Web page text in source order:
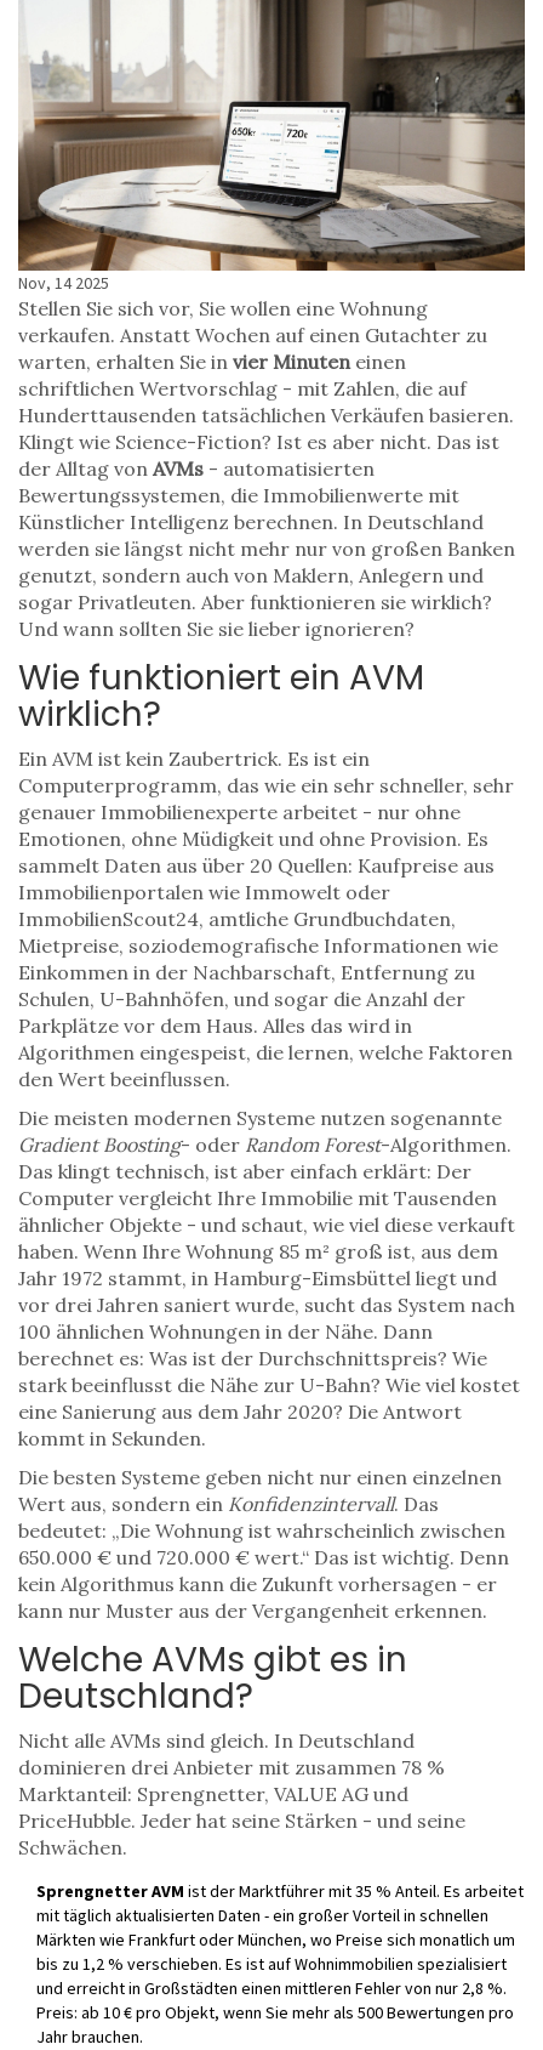
Nov, 14 2025
Stellen Sie sich vor, Sie wollen eine Wohnung
verkaufen. Anstatt Wochen auf einen Gutachter zu
warten, erhalten Sie in vier Minuteneinen
schriftlichen Wertvorschlag - mit Zahlen, die auf
Hunderttausenden tatsächlichen Verkäufen basieren.
Klingt wie Science-Fiction? Ist es aber nicht. Das ist
der Alltag von AVMs - automatisierten
Bewertungssystemen, die Immobilienwerte mit
Künstlicher Intelligenz berechnen. In Deutschland
werden sie längst nicht mehr nur von großen Banken
genutzt, sondern auch von Maklern, Anlegern und
sogar Privatleuten. Aber funktionieren sie wirklich?
Und wann sollten Sie sie lieber ignorieren?
Wie funktioniert ein AVM
wirklich?
Ein AVM ist kein Zaubertrick. Es ist ein
Computerprogramm, das wie ein sehr schneller, sehr
genauer Immobilienexperte arbeitet - nur ohne
Emotionen, ohne Müdigkeit und ohne Provision. Es
sammelt Daten aus über 20 Quellen: Kaufpreise aus
Immobilienportalen wie Immowelt oder
ImmobilienScout24, amtliche Grundbuchdaten,
Mietpreise, soziodemografische Informationen wie
Einkommen in der Nachbarschaft, Entfernung zu
Schulen, U-Bahnhöfen, und sogar die Anzahl der
Parkplätze vor dem Haus. Alles das wird in
Algorithmen eingespeist, die lernen, welche Faktoren
den Wert beeinflussen.
Die meisten modernen Systeme nutzen sogenannte
Gradient Boosting- oder Random Forest-Algorithmen.
Das klingt technisch, ist aber einfach erklärt: Der
Computer vergleicht Ihre Immobilie mit Tausenden
ähnlicher Objekte - und schaut, wie viel diese verkauft
haben. Wenn Ihre Wohnung 85 m² groß ist, aus dem
Jahr 1972 stammt, in Hamburg-Eimsbüttel liegt und
vor drei Jahren saniert wurde, sucht das System nach
100 ähnlichen Wohnungen in der Nähe. Dann
berechnet es: Was ist der Durchschnittspreis? Wie
stark beeinflusst die Nähe zur U-Bahn? Wie viel kostet
eine Sanierung aus dem Jahr 2020? Die Antwort
kommt in Sekunden.
Die besten Systeme geben nicht nur einen einzelnen
Wert aus, sondern ein Konfidenzintervall. Das
bedeutet: „Die Wohnung ist wahrscheinlich zwischen
650.000 € und 720.000 € wert.“ Das ist wichtig. Denn
kein Algorithmus kann die Zukunft vorhersagen - er
kann nur Muster aus der Vergangenheit erkennen.
Welche AVMs gibt es in
Deutschland?
Nicht alle AVMs sind gleich. In Deutschland
dominieren drei Anbieter mit zusammen 78 %
Marktanteil: Sprengnetter, VALUE AG und
PriceHubble. Jeder hat seine Stärken - und seine
Schwächen.
Sprengnetter AVM ist der Marktführer mit 35 % Anteil. Es arbeitet
mit täglich aktualisierten Daten - ein großer Vorteil in schnellen
Märkten wie Frankfurt oder München, wo Preise sich monatlich um
bis zu 1,2 % verschieben. Es ist auf Wohnimmobilien spezialisiert
und erreicht in Großstädten einen mittleren Fehler von nur 2,8 %.
Preis: ab 10 € pro Objekt, wenn Sie mehr als 500 Bewertungen pro
Jahr brauchen.